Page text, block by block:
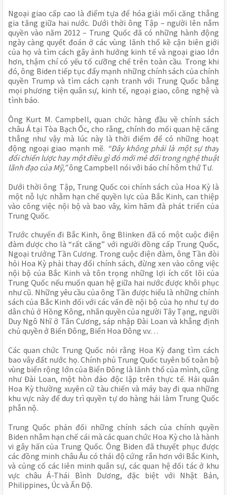
Ngoại giao cấp cao là điểm tựa để hóa giải mối căng thẳng
gia tăng giữa hai nước. Dưới thời ông Tập – người lên nắm
quyền vào năm 2012 – Trung Quốc đã có những hành động
ngày càng quyết đoán ở các vùng lãnh thổ kề cận biên giới
của họ và tìm cách gây ảnh hưởng kinh tế và ngoại giao lớn
hơn, thậm chí có yếu tố cưỡng chế trên toàn cầu. Trong khi
đó, ông Biden tiếp tục đẩy mạnh những chính sách của chính
quyền Trump và tìm cách cạnh tranh với Trung Quốc bằng
mọi phương tiện quân sự, kinh tế, ngoại giao, công nghệ và
tình báo.
Ông Kurt M. Campbell, quan chức hàng đầu về chính sách
châu Á tại Tòa Bạch Ốc, cho rằng, chính do mối quan hệ căng
thẳng như vậy mà lúc này là thời điểm để có những hoạt
động ngoại giao mạnh mẽ. “Đây không phải là một sự thay
đổi chiến lược hay một điều gì đó mới mẻ đối trong nghệ thuật
lãnh đạo của Mỹ,”ông Campbell nói với báo chí hôm thứ Tư.
Dưới thời ông Tập, Trung Quốc coi chính sách của Hoa Kỳ là
một nỗ lực nhằm hạn chế quyền lực của Bắc Kinh, can thiệp
vào công việc nội bộ và bao vây, kìm hãm đà phát triển của
Trung Quốc.
Trước chuyến đi Bắc Kinh, ông Blinken đã có một cuộc điện
đàm được cho là “rất căng” với người đồng cấp Trung Quốc,
Ngoại trưởng Tần Cương. Trong cuộc điện đàm, ông Tần đòi
hỏi Hoa Kỳ phải thay đổi chính sách, đừng xen vào công việc
nội bộ của Bắc Kinh và tôn trọng những lợi ích cốt lõi của
Trung Quốc nếu muốn quan hệ giữa hai nước được khôi phục
như cũ. Những yêu cầu của ông Tần được hiểu là những chính
sách của Bắc Kinh đối với các vấn đề nội bộ của họ như tự do
dân chủ ở Hồng Kông, nhân quyền của người Tây Tạng, người
Duy Ngô Nhĩ ở Tân Cương, sáp nhập Đài Loan và khẳng định
chủ quyền ở Biển Đông, Biển Hoa Đông v.v…
Các quan chức Trung Quốc nói rằng Hoa Kỳ đang tìm cách
bao vây đất nước họ. Chính phủ Trung Quốc tuyên bố toàn bộ
vùng biển rộng lớn của Biển Đông là lãnh thổ của mình, cũng
như Đài Loan, một hòn đảo độc lập trên thực tế. Hải quân
Hoa Kỳ thường xuyên cử tàu chiến và máy bay đi qua những
khu vực này để duy trì quyền tự do hàng hải làm Trung Quốc
phẫn nộ.
Trung Quốc phản đối những chính sách của chính quyền
Biden nhằm hạn chế cái mà các quan chức Hoa Kỳ cho là hành
vi gây hấn của Trung Quốc. Ông Biden đã thuyết phục được
các đồng minh châu Âu có thái độ cứng rắn hơn với Bắc Kinh,
và củng cố các liên minh quân sự, các quan hệ đối tác ở khu
vực châu Á-Thái Bình Dương, đặc biệt với Nhật Bản,
Philippines, Úc và Ấn Độ.